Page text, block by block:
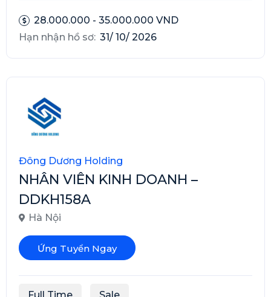
28.000.000 - 35.000.000 VND
Hạn nhận hồ sơ: 31/ 10/ 2026
Đông Dương Holding
NHÂN VIÊN KINH DOANH –
DDKH158A
Hà Nội
Ứng Tuyển Ngay